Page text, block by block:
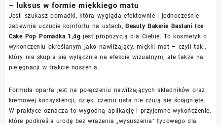
– luksus w formie miękkiego matu
Jeśli szukasz pomadki, która wygląda efektownie i jednocześnie
zapewnia uczucie komfortu na ustach,Beauty Bakerie Bastani Ice
Cake Pop Pomadka 1,4g jest propozycją dla Ciebie. To kosmetyk o
wykończeniu określanym jako nawilżający, miękki mat – czyli taki,
który nie skupia się wyłącznie na efekcie wizualnym, ale także na
pielęgnacji w trakcie noszenia.
Formuła oparta jest na połączeniu nawilżających składników oraz
kremowej konsystencji, dzięki czemu usta nie czują się ściągnięte.
W praktyce oznacza to wygodną aplikację i przyjemne wykończenie,
które podkreśla urodę bez wrażenia „wysuszenia” typowego dla